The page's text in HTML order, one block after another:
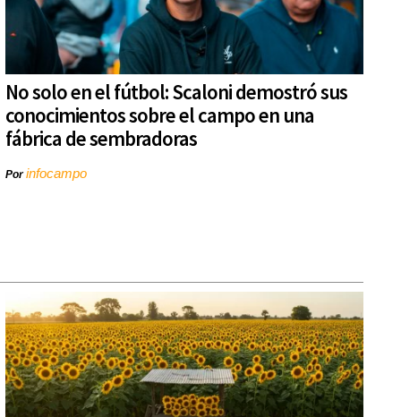
No solo en el fútbol: Scaloni demostró sus
conocimientos sobre el campo en una
fábrica de sembradoras
Porinfocampo